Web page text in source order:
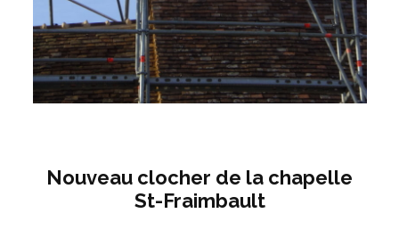
Nouveau clocher de la chapelle
St-Fraimbault